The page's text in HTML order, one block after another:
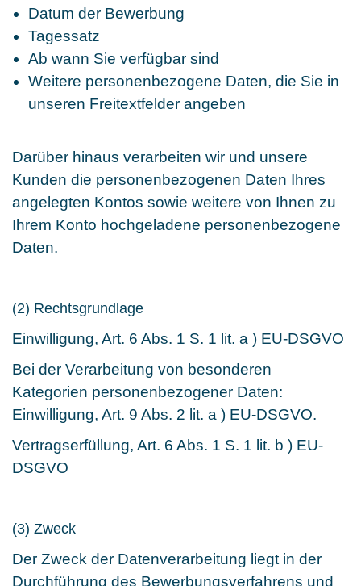
Datum der Bewerbung
Tagessatz
Ab wann Sie verfügbar sind
Weitere personenbezogene Daten, die Sie in
unseren Freitextfelder angeben
Darüber hinaus verarbeiten wir und unsere
Kunden die personenbezogenen Daten Ihres
angelegten Kontos sowie weitere von Ihnen zu
Ihrem Konto hochgeladene personenbezogene
Daten.
(2) Rechtsgrundlage
Einwilligung, Art. 6 Abs. 1 S. 1 lit. a ) EU-DSGVO
Bei der Verarbeitung von besonderen
Kategorien personenbezogener Daten:
Einwilligung, Art. 9 Abs. 2 lit. a ) EU-DSGVO.
Vertragserfüllung, Art. 6 Abs. 1 S. 1 lit. b ) EU-
DSGVO
(3) Zweck
Der Zweck der Datenverarbeitung liegt in der
Durchführung des Bewerbungsverfahrens und